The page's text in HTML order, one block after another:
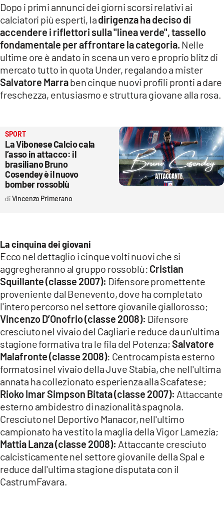
ANDROID
APPLE
Dopo i primi annunci dei giorni scorsi relativi ai
calciatori più esperti, ladirigenza ha deciso di
accendere i riflettori sulla "linea verde", tassello
fondamentale per affrontare la categoria. Nelle
ultime ore è andato in scena un vero e proprio blitz di
mercato tutto in quota Under, regalando a mister
Salvatore Marraben cinque nuovi profili pronti a dare
freschezza, entusiasmo e struttura giovane alla rosa.
SPORT
La Vibonese Calcio cala
l’asso in attacco: il
brasiliano Bruno
Cosendey è il nuovo
bomber rossoblù
Vincenzo Primerano
La cinquina dei giovani
Ecco nel dettaglio i cinque volti nuovi che si
aggregheranno al gruppo rossoblù: Cristian
Squillante (classe 2007): Difensore promettente
proveniente dal Benevento, dove ha completato
l'intero percorso nel settore giovanile giallorosso;
Vincenzo D’Onofrio (classe 2008): Difensore
cresciuto nel vivaio del Cagliari e reduce da un'ultima
stagione formativa tra le fila del Potenza;Salvatore
Malafronte (classe 2008): Centrocampista esterno
formatosi nel vivaio della Juve Stabia, che nell'ultima
annata ha collezionato esperienza alla Scafatese;
Rioko Imar Simpson Bitata (classe 2007): Attaccante
esterno ambidestro di nazionalità spagnola.
Cresciuto nel Deportivo Manacor, nell'ultimo
campionato ha vestito la maglia della Vigor Lamezia;
Mattia Lanza (classe 2008): Attaccante cresciuto
calcisticamente nel settore giovanile della Spal e
reduce dall'ultima stagione disputata con il
CastrumFavara.